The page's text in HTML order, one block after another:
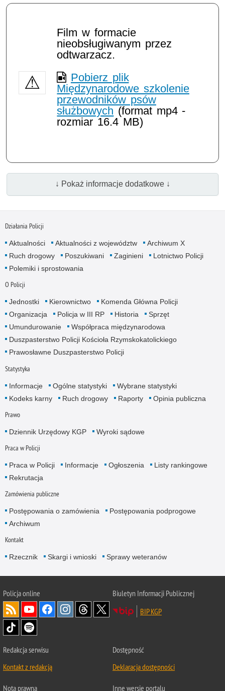
Opis filmu: Międzynarodowe szkolenie przewodników psów
Film w formacie
nieobsługiwanym przez
odtwarzacz.
Pobierz plik
Międzynarodowe szkolenie
przewodników psów
służbowych (format mp4 -
rozmiar 16.4 MB)
↓ Pokaż informacje dodatkowe ↓
Działania Policji
Aktualności Aktualności z województw
Archiwum X
Ruch drogowy
Poszukiwani Zaginieni
Lotnictwo Policji
Polemiki i sprostowania
O Policji
Jednostki Kierownictwo
Komenda Główna Policji
Organizacja
Policja w III RP Historia
Sprzęt
Umundurowanie
Współpraca międzynarodowa
Duszpasterstwo Policji Kościoła Rzymskokatolickiego
Prawosławne Duszpasterstwo Policji
Statystyka
Informacje Ogólne statystyki
Wybrane statystyki
Kodeks karny
Ruch drogowy Raporty Opinia publiczna
Prawo
Dziennik Urzędowy KGP Wyroki sądowe
Praca w Policji
Praca w Policji Informacje Ogłoszenia
Listy rankingowe
Rekrutacja
Zamówienia publiczne
Postępowania o zamówienia
Postępowania podprogowe
Archiwum
Kontakt
Rzecznik Skargi i wnioski Sprawy weteranów
Policjaonline
Biuletyn Informacji Publicznej
BIP KGP
Redakcja serwisu
Kontakt z redakcją
Dostępność
Deklaracja dostępności
Nota prawna Inne wersje portalu